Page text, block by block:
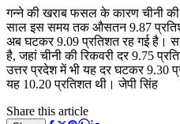
गन्ने की खराब फसल के कारण चीनी
साल इस समय तक औसतन 9.87 प्रतिशत
अब घटकर 9.09 प्रतिशत रह गई है।
है, जहां चीनी की रिकवरी दर 9.75
उत्तर प्रदेश में भी यह दर घटकर 9.30
यह 10.20 प्रतिशत थी। जेपी सिंह
Share this article